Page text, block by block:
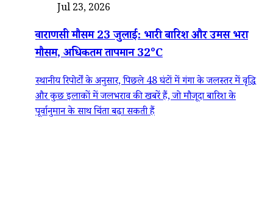
Jul 23, 2026
वाराणसी मौसम 23 जुलाई: भारी बारिश और उमस भरा
मौसम, अधिकतम तापमान 32°C
स्थानीय रिपोर्टों के अनुसार, पिछले 48 घंटों में गंगा के जलस्तर में वृद्धि
और कुछ इलाकों में जलभराव की खबरें हैं, जो मौजूदा बारिश के
पूर्वानुमान के साथ चिंता बढ़ा सकती हैं